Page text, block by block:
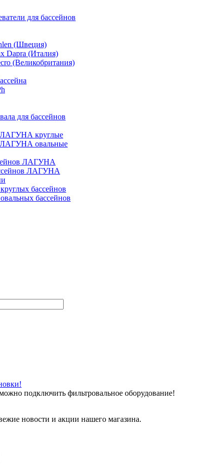
для бассейнов
(Швеция)
Dapra (Италия)
(Великобритания)
для бассейнов
круглые
овальные
ЛАГУНА
ЛАГУНА
бассейнов
бассейнов
подключить фильтровальное оборудование!
новости и акции нашего магазина.